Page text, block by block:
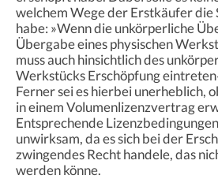
welchem Wege der Erstkäufer
habe: »Wenn die unkörperliche
Übergabe eines physischen
muss auch hinsichtlich des
Werkstücks Erschöpfung
Ferner sei es hierbei unerheblich,
in einem Volumenlizenzvertrag
Entsprechende
unwirksam, da es sich bei der
zwingendes Recht handele, das
werden könne.